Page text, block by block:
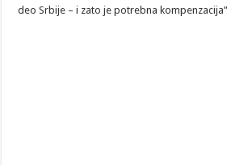
deo Srbije – i zato je potrebna